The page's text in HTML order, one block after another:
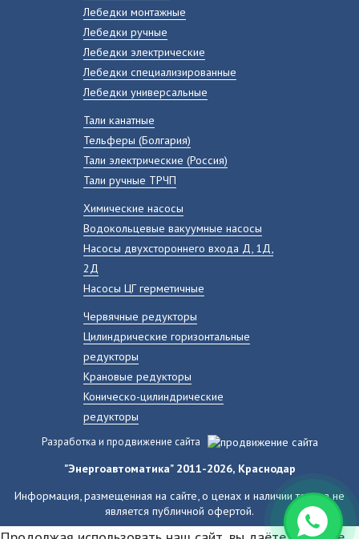
Лебедки монтажные
Лебедки ручные
Лебедки электрические
Лебедки специализированные
Лебедки универсальные
Тали канатные
Тельферы (Болгария)
Тали электрические (Россия)
Тали ручные ТРЧП
Химические насосы
Водокольцевые вакуумные насосы
Насосы двухстороннего входа Д, 1Д,
2Д
Насосы ЦГ герметичные
Червячные редукторы
Цилиндрические горизонтальные
редукторы
Крановые редукторы
Коническо-цилиндрические
редукторы
Разработка и продвижение сайта
"Энергоавтоматика" 2011-2026, Краснодар
Информация, размещенная на сайте, о ценах и наличии товара не
является публичной офертой.